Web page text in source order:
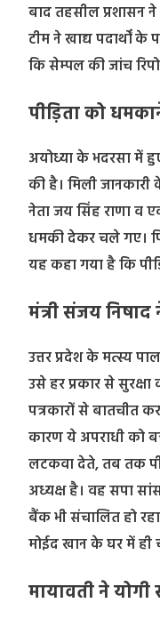
बाद तहसील प्रशासन
टीम ने खाद्य पदार्थों
कि सेम्पल की जांच
पीड़िता को
अयोध्या के भदरसा में
की है। मिली
नेता जय सिंह राणा व
धमकी देकर चले गए।
यह कहा गया है कि
मंत्री संजय
उत्तर प्रदेश के मत्स्य
उसे हर प्रकार से
पत्रकारों से बातचीत
कारण ये अपराधी को
लटकवा देते, तब तक
अध्यक्ष है। वह सपा
बैंक भी संचालित हो
मोईद खान के घर में ही
मायावती ने